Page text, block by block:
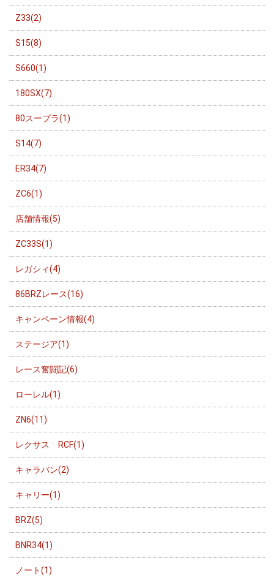
Z33(2)
S15(8)
S660(1)
180SX(7)
80スープラ(1)
S14(7)
ER34(7)
ZC6(1)
店舗情報(5)
ZC33S(1)
レガシィ(4)
86BRZレース(16)
キャンペーン情報(4)
ステージア(1)
レース奮闘記(6)
ローレル(1)
ZN6(11)
レクサス RCF(1)
キャラバン(2)
キャリー(1)
BRZ(5)
BNR34(1)
ノート(1)